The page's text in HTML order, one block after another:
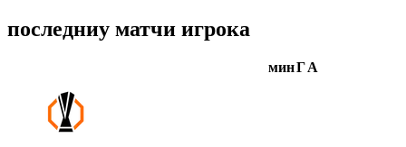
последниу матчи игрока
минГА